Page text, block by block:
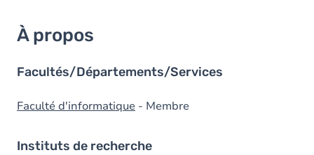
À propos
Facultés/Départements/Services
Faculté d'informatique - Membre
Instituts de recherche